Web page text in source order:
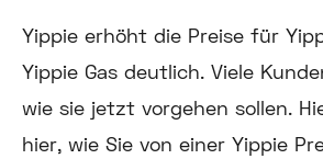
Yippie erhöht die Preise für
Yippie Gas deutlich. Viele
wie sie jetzt vorgehen sollen.
hier, wie Sie von einer Yippie